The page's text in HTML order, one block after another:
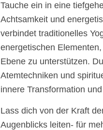
Tauche ein in eine
Achtsamkeit und
verbindet traditionelles
energetischen
Ebene zu unterstützen.
Atemtechniken und
innere Transformation
Lass dich von der Kraft
Augenblicks leiten- für